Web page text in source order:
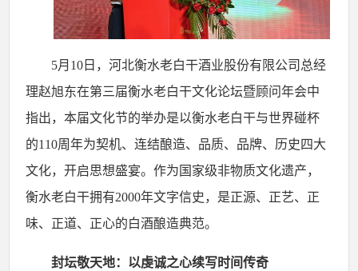
5月10日，河北衡水老白干酒业股份有限公司总经
理赵旭东在第三届衡水老白干文化论坛暨顾问年会中
指出，本届文化节的举办是以衡水老白干与世界碰杯
的110周年为契机、连结酿造、品质、品牌、历史四大
文化，开启思想盛宴。作为国家级非物质文化遗产，
衡水老白干拥有2000年文字信史，是正源、正艺、正
味、正道、正心的白酒酿造典范。
封坛敬天地：以虔诚之心续写时间传奇